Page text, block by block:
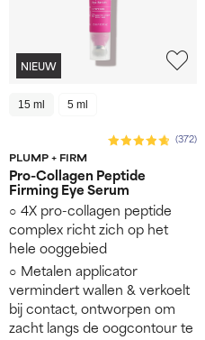
NIEUW
15 ml 5 ml
PLUMP + FIRM
(372)
Pro-Collagen Peptide
Firming Eye Serum
4X pro-collagen peptide
complex richt zich op het
hele ooggebied
Metalen applicator
vermindert wallen & verkoelt
bij contact, ontworpen om
zacht langs de oogcontour te